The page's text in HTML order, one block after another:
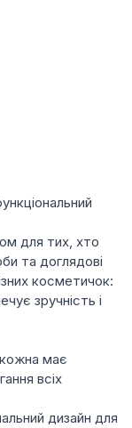
для тих, хто
та доглядові
косметичок:
зручність і
має
всіх
дизайн для